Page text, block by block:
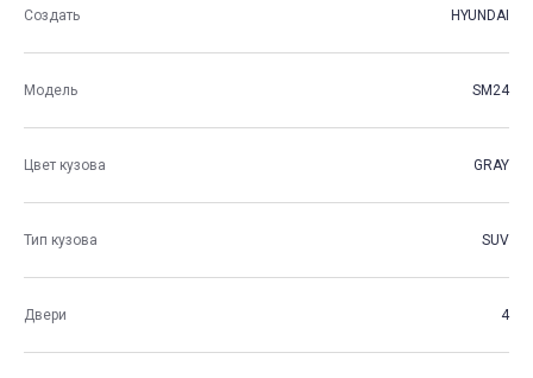
Создать HYUNDAI
Модель SM24
Цвет кузова GRAY
Тип кузова SUV
Двери 4